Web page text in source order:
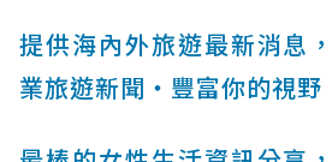
提供海內外旅遊最新消息
業旅遊新聞‧豐富你的視野